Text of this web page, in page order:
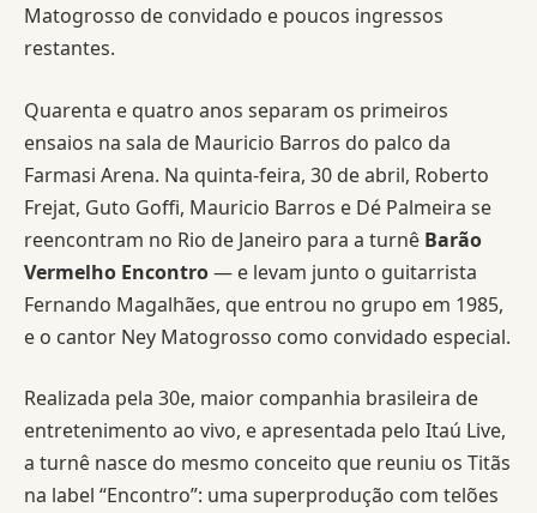
Matogrosso de convidado e poucos ingressos
restantes.
Quarenta e quatro anos separam os primeiros
ensaios na sala de Mauricio Barros do palco da
Farmasi Arena. Na quinta-feira, 30 de abril, Roberto
Frejat, Guto Goffi, Mauricio Barros e Dé Palmeira se
reencontram no Rio de Janeiro para a turnê Barão
Vermelho Encontro— e levam junto o guitarrista
Fernando Magalhães, que entrou no grupo em 1985,
e o cantor Ney Matogrosso como convidado especial.
Realizada pela 30e, maior companhia brasileira de
entretenimento ao vivo, e apresentada pelo Itaú Live,
a turnê nasce do mesmo conceito que reuniu os Titãs
na label “Encontro”: uma superprodução com telões